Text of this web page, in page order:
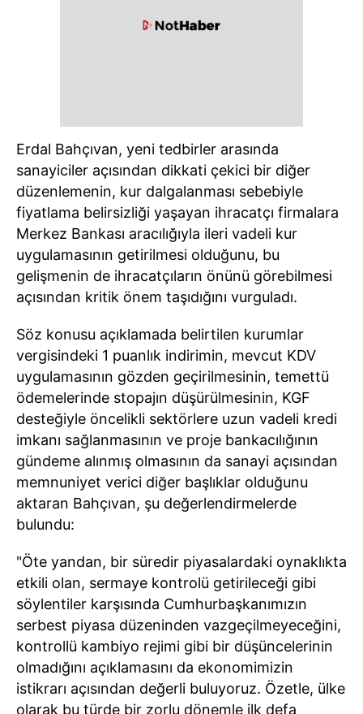
Erdal Bahçıvan, yeni tedbirler arasında
sanayiciler açısından dikkati çekici bir diğer
düzenlemenin, kur dalgalanması sebebiyle
fiyatlama belirsizliği yaşayan ihracatçı firmalara
Merkez Bankası aracılığıyla ileri vadeli kur
uygulamasının getirilmesi olduğunu, bu
gelişmenin de ihracatçıların önünü görebilmesi
açısından kritik önem taşıdığını vurguladı.
Söz konusu açıklamada belirtilen kurumlar
vergisindeki 1 puanlık indirimin, mevcut KDV
uygulamasının gözden geçirilmesinin, temettü
ödemelerinde stopajın düşürülmesinin, KGF
desteğiyle öncelikli sektörlere uzun vadeli kredi
imkanı sağlanmasının ve proje bankacılığının
gündeme alınmış olmasının da sanayi açısından
memnuniyet verici diğer başlıklar olduğunu
aktaran Bahçıvan, şu değerlendirmelerde
bulundu:
"Öte yandan, bir süredir piyasalardaki oynaklıkta
etkili olan, sermaye kontrolü getirileceği gibi
söylentiler karşısında Cumhurbaşkanımızın
serbest piyasa düzeninden vazgeçilmeyeceğini,
kontrollü kambiyo rejimi gibi bir düşüncelerinin
olmadığını açıklamasını da ekonomimizin
istikrarı açısından değerli buluyoruz. Özetle, ülke
olarak bu türde bir zorlu dönemle ilk defa